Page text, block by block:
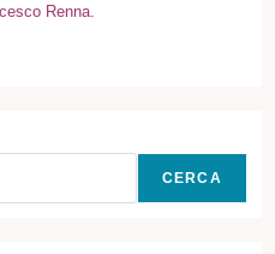
Renna.
CERCA